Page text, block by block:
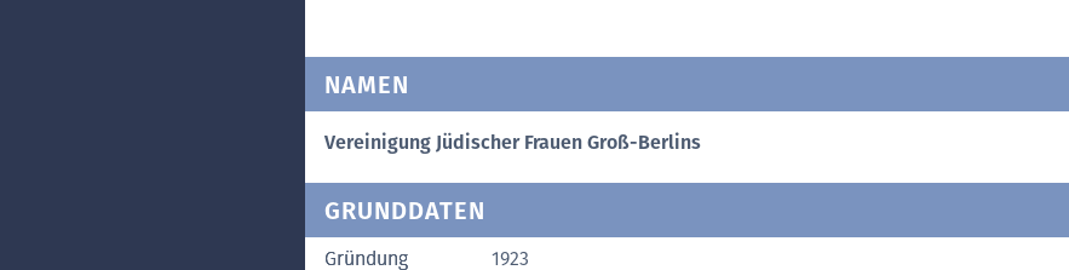
NAMEN
Vereinigung Jüdischer Frauen Groß-Berlins
GRUNDDATEN
Gründung
1923